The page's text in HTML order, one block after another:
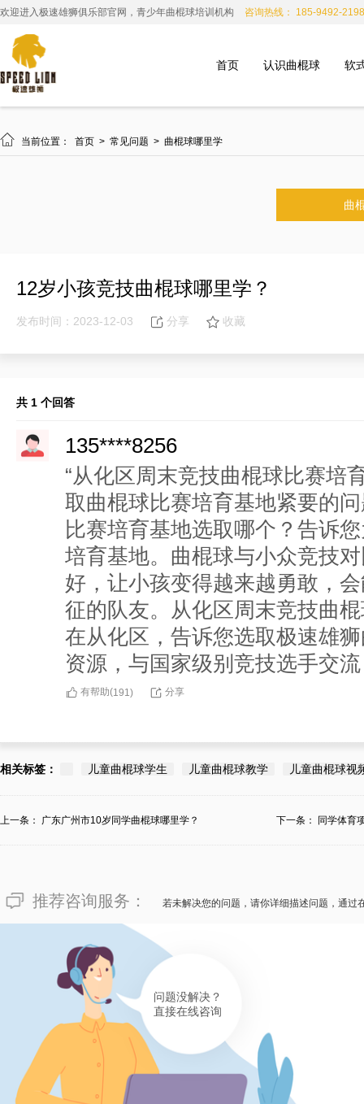
欢迎进入极速雄狮俱乐部官网，青少年曲棍球培训机构 咨询热线： 185-9492-2198
首页 认识曲棍球 软
 当前位置： 首页 > 常见问题 > 曲棍球哪里学
曲
12岁小孩竞技曲棍球哪里学？
发布时间：2023-12-03 分享 收藏
共 1 个回答
135****8256
“从化区周末竞技曲棍球比赛培
取曲棍球比赛培育基地紧要的
比赛培育基地选取哪个？告诉
培育基地。曲棍球与小众竞技
好，让小孩变得越来越勇敢，
征的队友。从化区周末竞技曲
在从化区，告诉您选取极速雄
资源，与国家级别竞技选手交
有帮助(191 ) 分享
相关标签： 儿童曲棍球学生 儿童曲棍球教学 儿童曲棍球视
上一条： 广东广州市10岁同学曲棍球哪里学？ 下一条： 同学体育
推荐咨询服务： 若未解决您的问题，请你详细描述问题，通过
问题没解决？
直接在线咨询